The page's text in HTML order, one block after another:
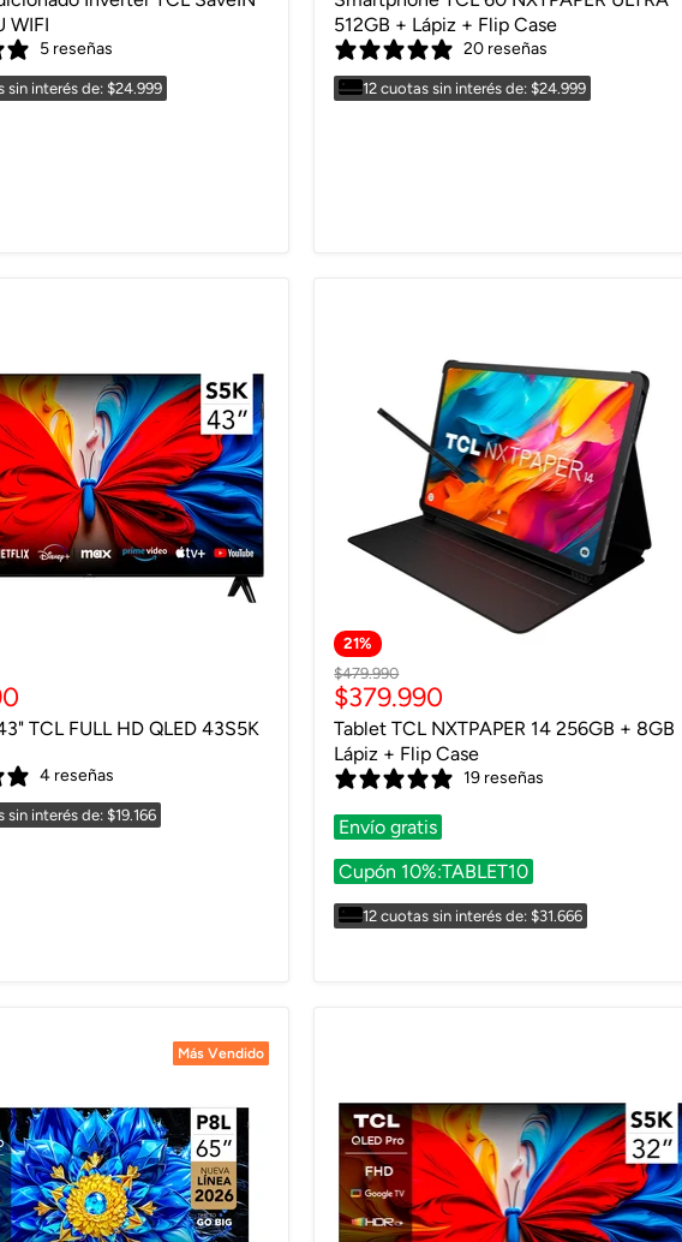
WIFI
5 reseñas
sin interés de: $24.999
512GB + Lápiz + Flip Case
20 reseñas
12 cuotas sin interés de: $24.999
TCL FULL HD QLED 43S5K
4 reseñas
sin interés de: $19.166
21%
Precio
original
$479.990
Precio
actual
$379.990
Tablet TCL NXTPAPER 14 256GB + 8GB
Lápiz + Flip Case
19 reseñas
Envío gratis
Cupón 10%:TABLET10
12 cuotas sin interés de: $31.666
Más Vendido
Más Vendido